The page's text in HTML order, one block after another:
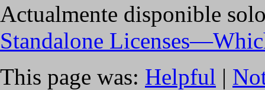
Actualmente disponible
Standalone
This page was: Helpful |